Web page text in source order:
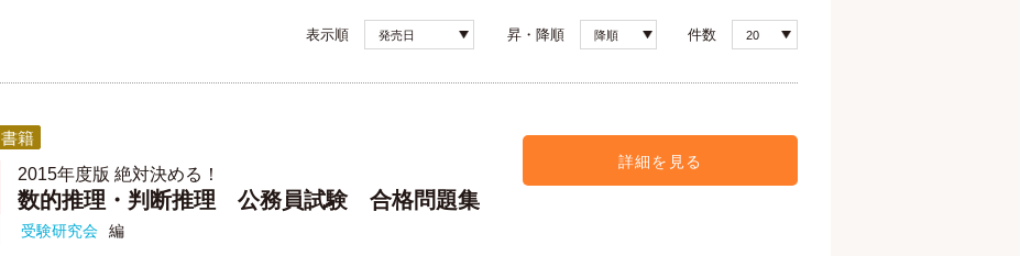
表示順 発売日 昇・降順 降順 件数 20
書籍
2015年度版 絶対決める！
数的推理・判断推理 公務員試験 合格問題集
受験研究会 編
詳細を見る